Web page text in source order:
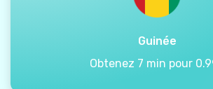
Guinée
Obtenez 7 min pour